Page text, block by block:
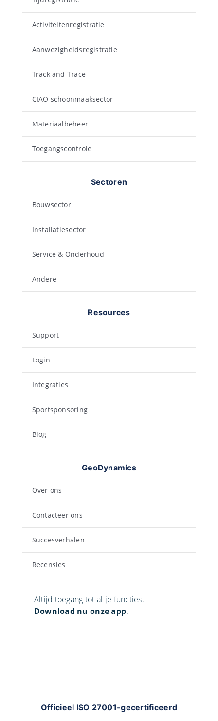
Activiteitenregistratie
Aanwezigheidsregistratie
Track and Trace
CIAO schoonmaaksector
Materiaalbeheer
Toegangscontrole
Sectoren
Bouwsector
Installatiesector
Service & Onderhoud
Andere
Resources
Support
Login
Integraties
Sportsponsoring
Blog
GeoDynamics
Over ons
Contacteer ons
Succesverhalen
Recensies
Altijd toegang tot al je functies.
Download nu onze app.
Officieel ISO 27001-gecertificeerd